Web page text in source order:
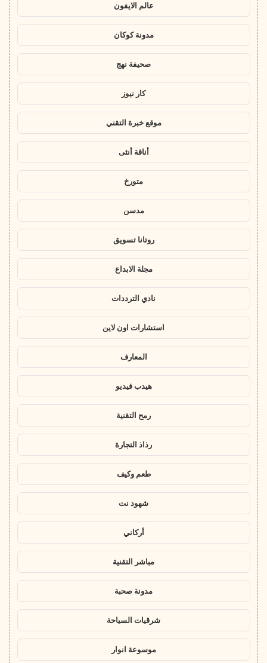
عالم الايفون
مدونة كوكان
صحيفة نهج
كار نيوز
موقع خبرة التقني
أناقة أنثى
متورخ
مدسن
روتانا تسويق
مجلة الابداع
نادي الترددات
استشارات اون لاين
المعارف
هيدب فيديو
رمح التقنية
رذاذ التجارة
طعم وكيف
شهود نت
أركاني
مباشر التقنية
مدونة صحبة
شرقيات السياحة
موسوعة انوار